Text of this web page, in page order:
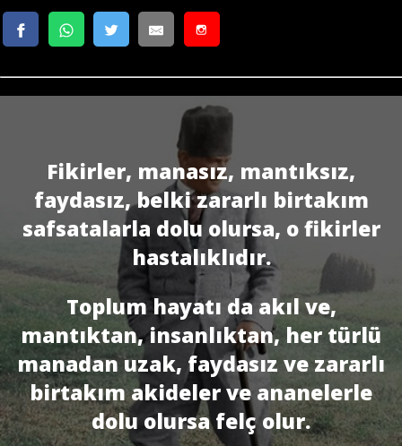
Fikirler, manasız, mantıksız,
faydasız, belki zararlı birtakım
safsatalarla dolu olursa, o fikirler
hastalıklıdır.
Toplum hayatı da akıl ve,
mantıktan, insanlıktan, her türlü
manadan uzak, faydasız ve zararlı
birtakım akideler ve ananelerle
dolu olursa felç olur.